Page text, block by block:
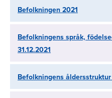
Befolkningen 2021
Befolkningens språk,
31.12.2021
Befolkningens åldersstruktur